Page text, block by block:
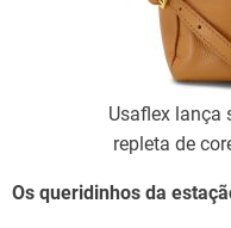
Usaflex lança
repleta de
Os queridinhos da